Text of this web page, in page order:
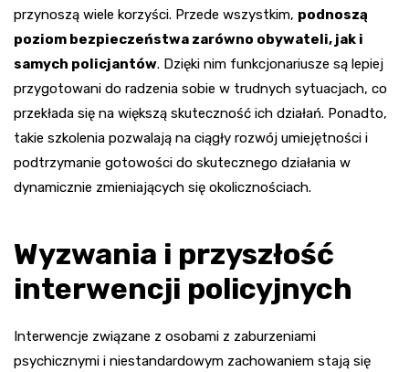
przynoszą wiele korzyści. Przede wszystkim, podnoszą
poziom bezpieczeństwa zarówno obywateli, jak i
samych policjantów. Dzięki nim funkcjonariusze są lepiej
przygotowani do radzenia sobie w trudnych sytuacjach, co
przekłada się na większą skuteczność ich działań. Ponadto,
takie szkolenia pozwalają na ciągły rozwój umiejętności i
podtrzymanie gotowości do skutecznego działania w
dynamicznie zmieniających się okolicznościach.
Wyzwania i przyszłość
interwencji policyjnych
Interwencje związane z osobami z zaburzeniami
psychicznymi i niestandardowym zachowaniem stają się